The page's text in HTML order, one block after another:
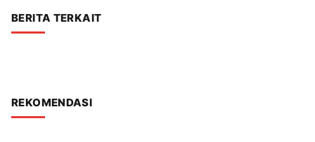
BERITA TERKAIT
REKOMENDASI